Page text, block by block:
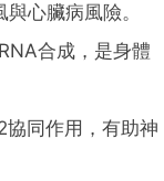
心臟病風險。
合成，是身體
協同作用，有助神